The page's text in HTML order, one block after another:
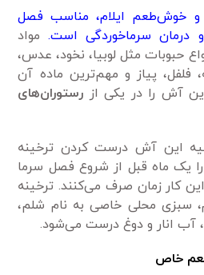
خوش‌‌طعم ایلام، مناسب فصل
درمان‌ سرماخوردگی است.مواد
حبوبات مثل لوبیا، نخود، عدس،
فلفل، پیاز و مهم‌ترین ماده آن
آش را در یکی از رستوران‌های
این آش درست کردن ترخینه
یک ماه قبل از شروع فصل سرما
۷ روز برای این کار زمان صرف می‌کنند. ترخینه
سبزی محلی خاصی به نام شلم،
آب انار و دوغ درست می‌شود.
خاص